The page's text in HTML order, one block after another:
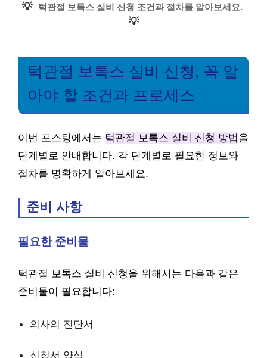
💡 턱관절 보톡스 실비 신청 조건과 절차를 알아보세요.
💡
턱관절 보톡스 실비 신청, 꼭 알
아야 할 조건과 프로세스
이번 포스팅에서는 턱관절 보톡스 실비 신청 방법을
단계별로 안내합니다. 각 단계별로 필요한 정보와
절차를 명확하게 알아보세요.
준비 사항
필요한 준비물
턱관절 보톡스 실비 신청을 위해서는 다음과 같은
준비물이 필요합니다:
의사의 진단서
신청서 양식